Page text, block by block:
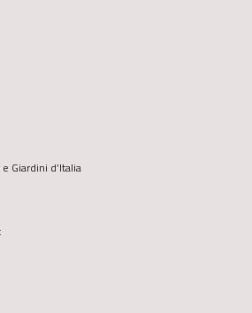
Giardini d’Italia